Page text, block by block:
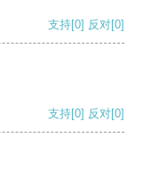
支持[0] 反对[0]
支持[0] 反对[0]